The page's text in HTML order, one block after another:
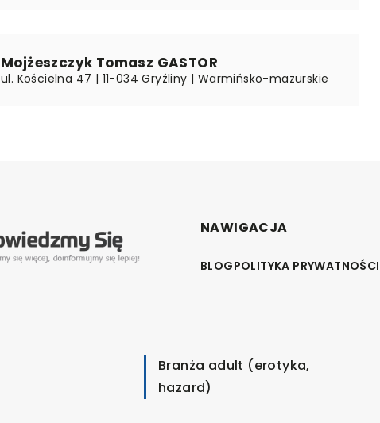
Mojżeszczyk Tomasz GASTOR
ul. Kościelna 47 | 11-034 Gryźliny | Warmińsko-mazurskie
NAWIGACJA
BLOGPOLITYKA PRYWATNOŚCI
Branża adult (erotyka,
hazard)